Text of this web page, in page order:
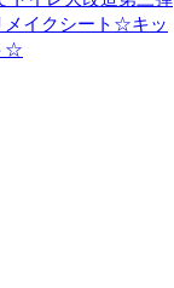
イクシート☆キッ
☆